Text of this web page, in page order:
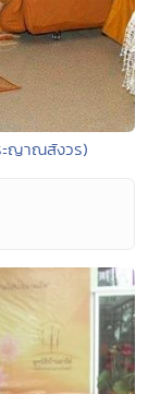
ญาณสังวร)